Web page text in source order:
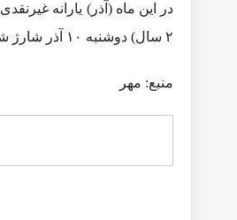
۲ سال) دوشنبه ۱۰ آذر شارژ شد. همچنین ۲۲ آذر یارانه خانوار‌های دهک‌های درآمدی اول تا سوم واریز شد.
منبع: مهر